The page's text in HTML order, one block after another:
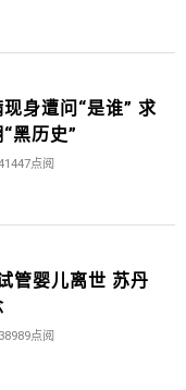
身遭问“是谁” 求
黑历史”
点阅
管婴儿离世 苏丹
38989点阅